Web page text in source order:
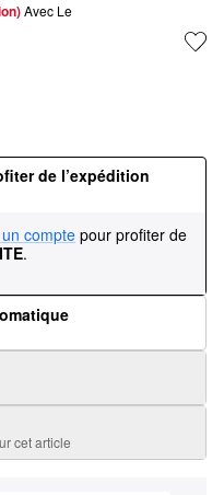
Avec Le
de l’expédition
compte pour profiter de
.
cet article